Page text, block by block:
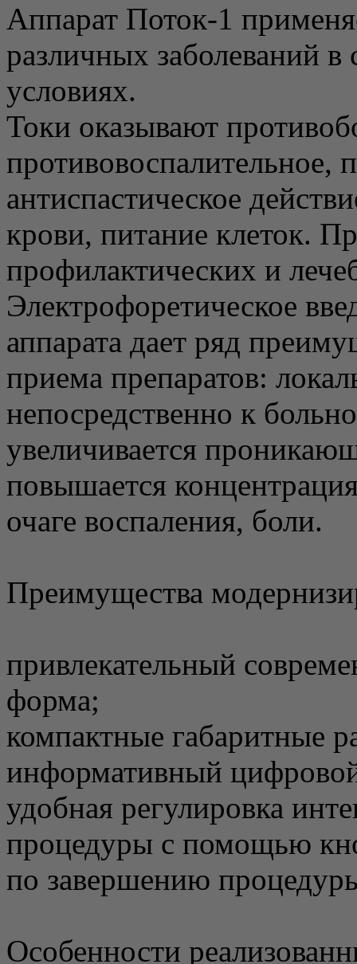
Аппарат Поток-1
различных заболеваний
условиях.
Токи оказывают
противовоспалительное,
антиспастическое
крови, питание клеток.
профилактических и
Электрофоретическое
аппарата дает ряд
приема препаратов:
непосредственно к
увеличивается
повышается
очаге воспаления, боли.
Преимущества
привлекательный
форма;
компактные габаритные
информативный
удобная регулировка
процедуры с помощью
по завершению
Особенности